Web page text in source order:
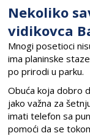
Nekoliko
vidikovca
Mnogi posetioci n
imaplaninske staze
po prirodi u parku.
Obuća koja dobro
jako važna za šet
imatitelefon sa
pomoći da se